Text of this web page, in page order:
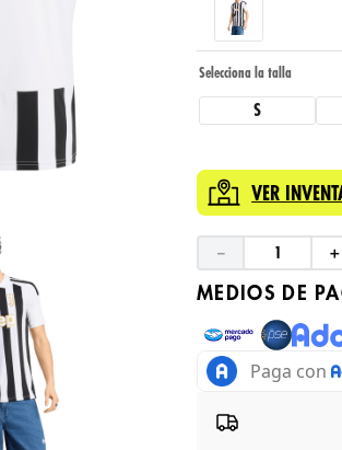
S
VER
＋
－
MEDIOS DE